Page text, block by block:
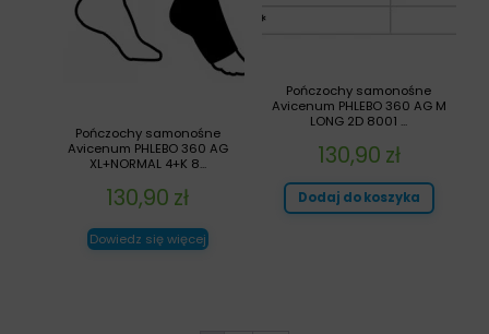
Pończochy samonośne
Avicenum PHLEBO 360 AG M
LONG 2D 8001 ...
130,90 zł
Dodaj do koszyka
Pończochy samonośne
Avicenum PHLEBO 360 AG
XL+NORMAL 4+K 8...
130,90 zł
Dowiedz się więcej